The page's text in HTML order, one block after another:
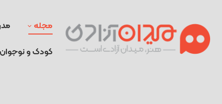
مجله
کودک و نوجوان